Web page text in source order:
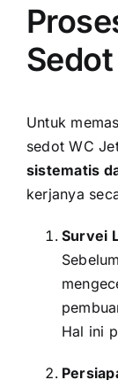
Untuk
sedot WC
sistematis
kerjanya
Survei
Hal ini